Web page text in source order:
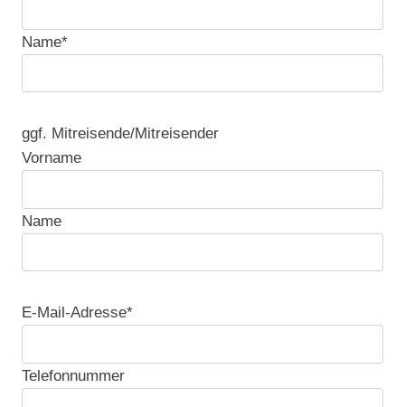
Name*
ggf. Mitreisende/Mitreisender
Vorname
Name
E-Mail-Adresse*
Telefonnummer